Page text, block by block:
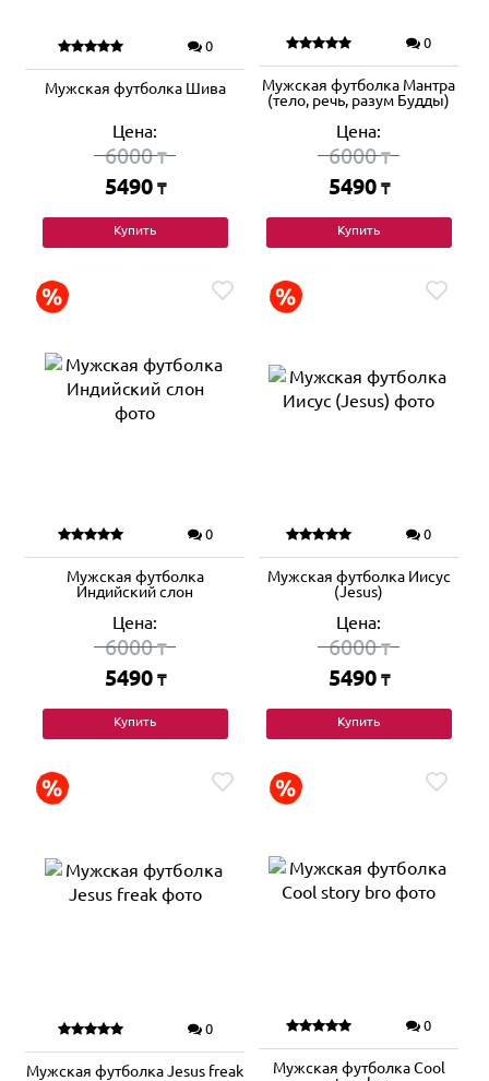
0
Мужская футболка Шива
Цена:
6000₸
5490 ₸
Купить
0
Мужская футболка Мантра
(тело, речь, разум Будды)
Цена:
6000₸
5490 ₸
Купить
0
Мужская футболка
Индийский слон
Цена:
6000₸
5490 ₸
Купить
0
Мужская футболка Иисус
(Jesus)
Цена:
6000₸
5490 ₸
Купить
0
Мужская футболка Jesus freak
0
Мужская футболка Cool